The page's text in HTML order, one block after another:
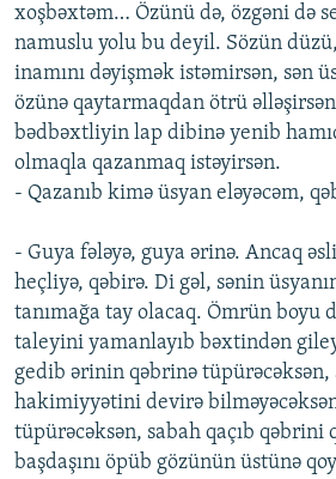
xoşbəxtəm… Özünü də, özgəni də
namuslu yolu bu deyil. Sözün
inamını dəyişmək istəmirsən, sən
özünə qaytarmaqdan ötrü
bədbəxtliyin lap dibinə yenib
olmaqla qazanmaq istəyirsən.
- Qazanıb kimə üsyan eləyəcəm,
- Guya fələyə, guya ərinə. Ancaq
heçliyə, qəbirə. Di gəl, sənin
tanımağa tay olacaq. Ömrün boyu
taleyini yamanlayıb bəxtindən
gedib ərinin qəbrinə tüpürəcəksən,
hakimiyyətini devirə
tüpürəcəksən, sabah qaçıb qəbrini
başdaşını öpüb gözünün üstünə